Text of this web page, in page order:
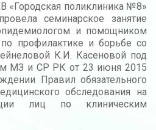
«Городская поликлиника №8»
семинарское занятие
и помощником
профилактике и борьбе со
К.И. Касеновой под
МЗ и СР РК от 23 июня 2015
Правил обязательного
обследования на
лиц по клиническим